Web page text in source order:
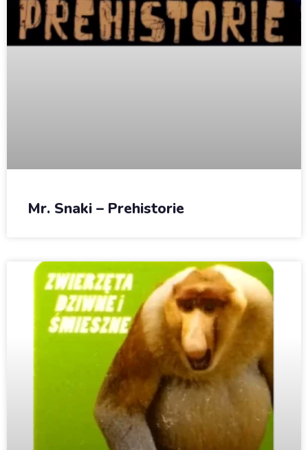
Mr. Snaki – Prehistorie